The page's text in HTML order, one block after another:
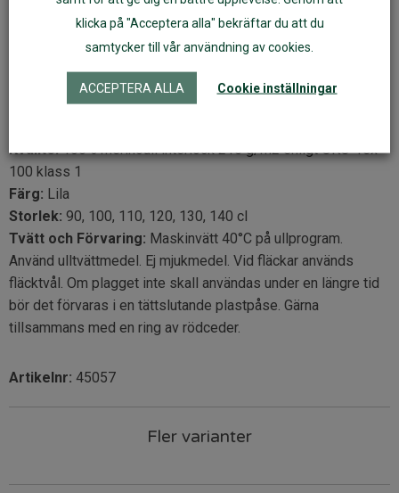
kläder av ull en första skyddande barriär mot eld.
Barn som vaknar ofta på natten kan göra det för att det
känner sig fruset. Det har kanske sparkat av sig täcket.
Använd ullunderstället som pyjamas. Ull är
Kvalité:100% merinoull interlock 215 g/m2 enligt ÖKO-Tex
100 klass 1
Färg: Lila
Storlek: 90, 100, 110, 120, 130, 140 cl
Tvätt och Förvaring: Maskinvätt 40°C på ullprogram.
Använd ulltvättmedel. Ej mjukmedel. Vid fläckar används
fläcktvål. Om plagget inte skall användas under en längre tid
bör det förvaras i en tättslutande plastpåse. Gärna
tillsammans med en ring av rödceder.
Artikelnr: 45057
Fler varianter
klicka på "Acceptera alla" bekräftar du att du
samtycker till vår användning av cookies.
ACCEPTERA ALLA Cookie inställningar